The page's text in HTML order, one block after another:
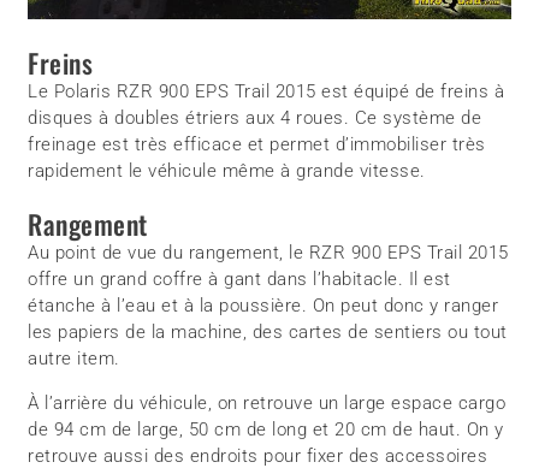
Freins
Le Polaris RZR 900 EPS Trail 2015 est équipé de freins à
disques à doubles étriers aux 4 roues. Ce système de
freinage est très efficace et permet d’immobiliser très
rapidement le véhicule même à grande vitesse.
Rangement
Au point de vue du rangement, le RZR 900 EPS Trail 2015
offre un grand coffre à gant dans l’habitacle. Il est
étanche à l’eau et à la poussière. On peut donc y ranger
les papiers de la machine, des cartes de sentiers ou tout
autre item.
À l’arrière du véhicule, on retrouve un large espace cargo
de 94 cm de large, 50 cm de long et 20 cm de haut. On y
retrouve aussi des endroits pour fixer des accessoires